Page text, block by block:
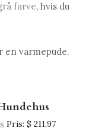
farve, hvis du
en varmepude.
Pris: $ 211,97